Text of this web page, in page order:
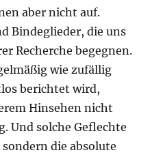
aber nicht auf.
Bindeglieder, die uns
Recherche begegnen.
wie zufällig
berichtet wird,
Hinsehen nicht
Und solche Geflechte
die absolute